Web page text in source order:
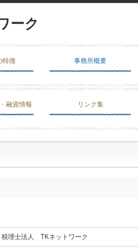
特徴 事務所概要
融資情報 リンク集
税理士法人 TKネットワーク